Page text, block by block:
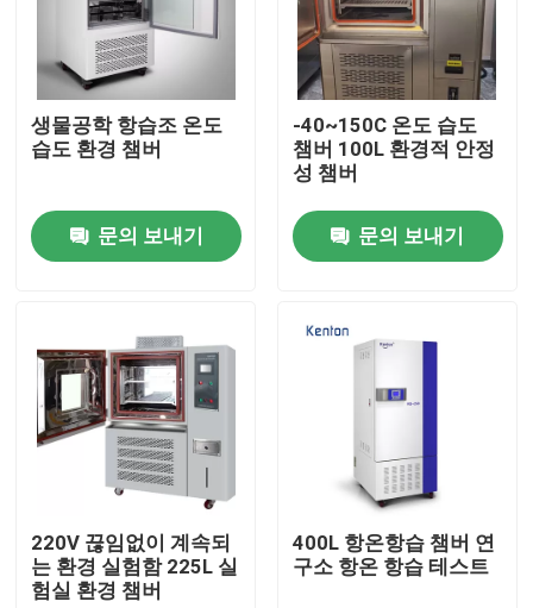
접촉
제품 소개
시험소 드라이어 오븐
항온 배양기
냉각 인큐베이터
내후성 챔버
생물공학 항습조 온도
습도 환경 챔버
문의 보내기
-40~150C 온도 습도
챔버 100L 환경적 안정
성 챔버
문의 보내기
220V 끊임없이 계속되
는 환경 실험함 225L 실
험실 환경 챔버
400L 항온항습 챔버 연
구소 항온 항습 테스트